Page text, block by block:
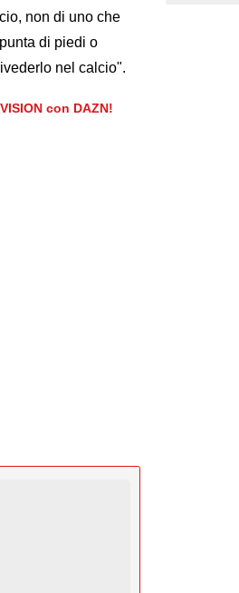
non di uno che
di piedi o
nel calcio".
con DAZN!